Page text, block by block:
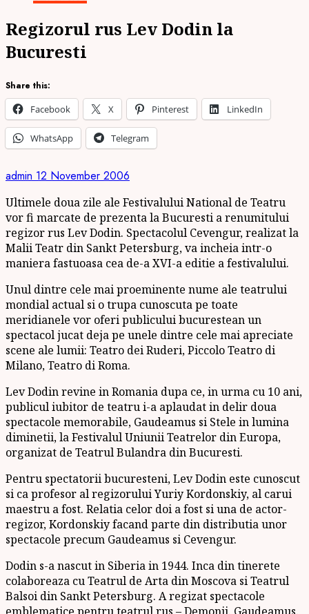
Regizorul rus Lev Dodin la
Bucuresti
Share this:
Facebook
X Pinterest LinkedIn
WhatsApp Telegram
admin 12 November 2006
Ultimele doua zile ale Festivalului National de Teatru
vor fi marcate de prezenta la Bucuresti a renumitului
regizor rus Lev Dodin. Spectacolul Cevengur, realizat la
Malii Teatr din Sankt Petersburg, va incheia intr-o
maniera fastuoasa cea de-a XVI-a editie a festivalului.
Unul dintre cele mai proeminente nume ale teatrului
mondial actual si o trupa cunoscuta pe toate
meridianele vor oferi publicului bucurestean un
spectacol jucat deja pe unele dintre cele mai apreciate
scene ale lumii: Teatro dei Ruderi, Piccolo Teatro di
Milano, Teatro di Roma.
Lev Dodin revine in Romania dupa ce, in urma cu 10 ani,
publicul iubitor de teatru i-a aplaudat in delir doua
spectacole memorabile, Gaudeamus si Stele in lumina
diminetii, la Festivalul Uniunii Teatrelor din Europa,
organizat de Teatrul Bulandra din Bucuresti.
Pentru spectatorii bucuresteni, Lev Dodin este cunoscut
si ca profesor al regizorului Yuriy Kordonskiy, al carui
maestru a fost. Relatia celor doi a fost si una de actor-
regizor, Kordonskiy facand parte din distributia unor
spectacole precum Gaudeamus si Cevengur.
Dodin s-a nascut in Siberia in 1944. Inca din tinerete
colaboreaza cu Teatrul de Arta din Moscova si Teatrul
Balsoi din Sankt Petersburg. A regizat spectacole